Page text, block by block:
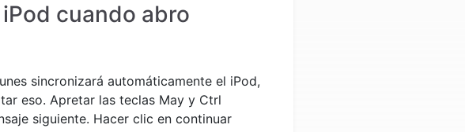
cuando abro
sincronizará automáticamente el iPod,
eso. Apretar las teclas May y Ctrl
siguiente. Hacer clic en continuar